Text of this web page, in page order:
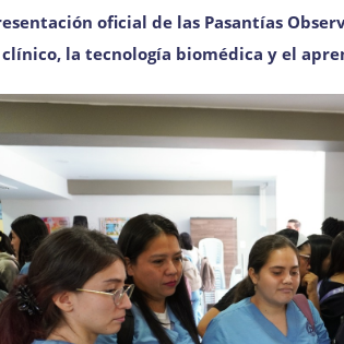
oficial de las Pasantías
la tecnología biomédica y el